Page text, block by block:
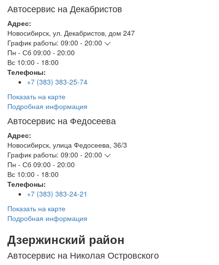
Автосервис на Декабристов
Адрес:
Новосибирск, ул. Декабристов, дом 247
График работы: 09:00 - 20:00
Пн - Сб 09:00 - 20:00
Вс 10:00 - 18:00
Телефоны:
+7 (383) 383-25-74
Показать на карте
Подробная информация
Автосервис на Федосеева
Адрес:
Новосибирск, улица Федосеева, 36/3
График работы: 09:00 - 20:00
Пн - Сб 09:00 - 20:00
Вс 10:00 - 18:00
Телефоны:
+7 (383) 383-24-21
Показать на карте
Подробная информация
Дзержинский район
Автосервис на Николая Островского